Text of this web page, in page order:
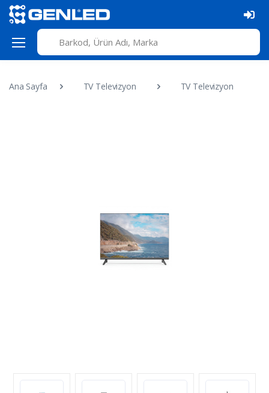
Ana Sayfa TV Televizyon TV Televizyon